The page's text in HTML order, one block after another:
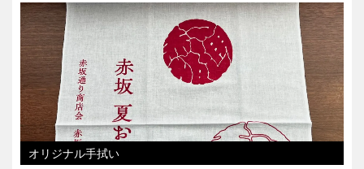
オリジナル手拭い